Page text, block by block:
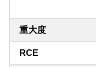
重大度
RCE